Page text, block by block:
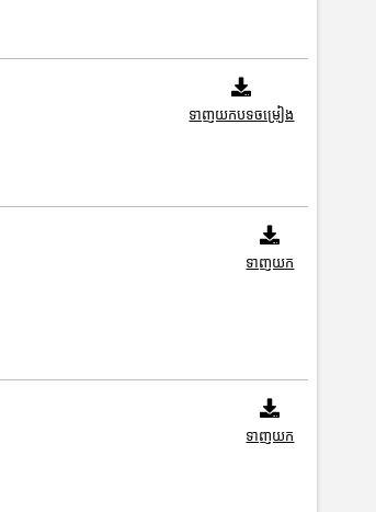
ទាញយកបទចម្រៀង
ទាញយក
ទាញយក